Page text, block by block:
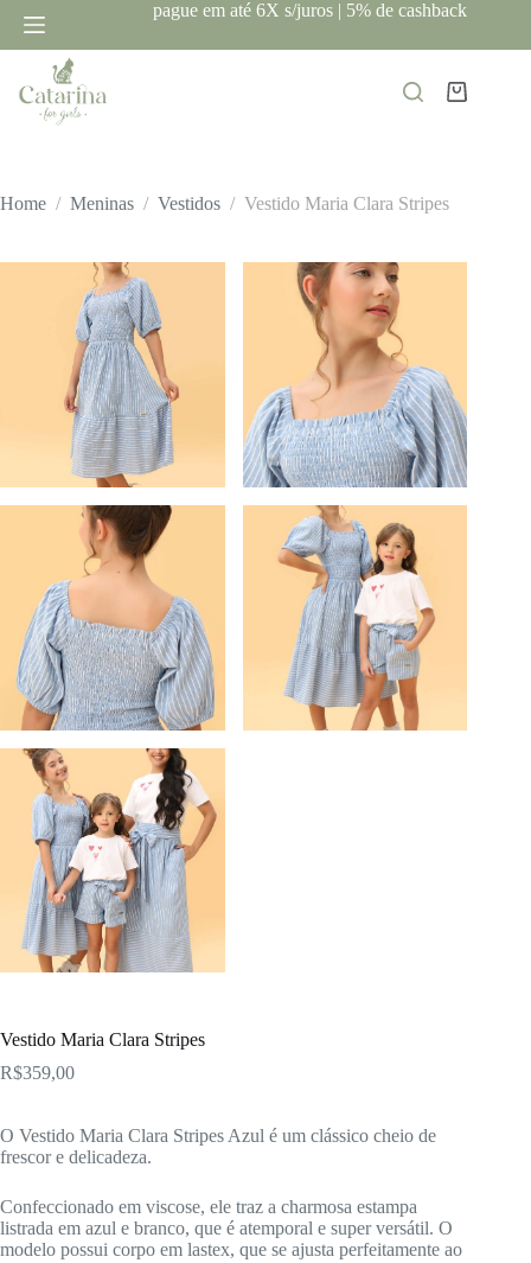
para
o
conteúdo
pague em até 6X s/juros | 5% de cashback
Carrinho
Home / Meninas / Vestidos / Vestido Maria Clara Stripes
Vestido Maria Clara Stripes
R$359,00
O Vestido Maria Clara Stripes Azul é um clássico cheio de
frescor e delicadeza.
Confeccionado em viscose, ele traz a charmosa estampa
listrada em azul e branco, que é atemporal e super versátil. O
modelo possui corpo em lastex, que se ajusta perfeitamente ao